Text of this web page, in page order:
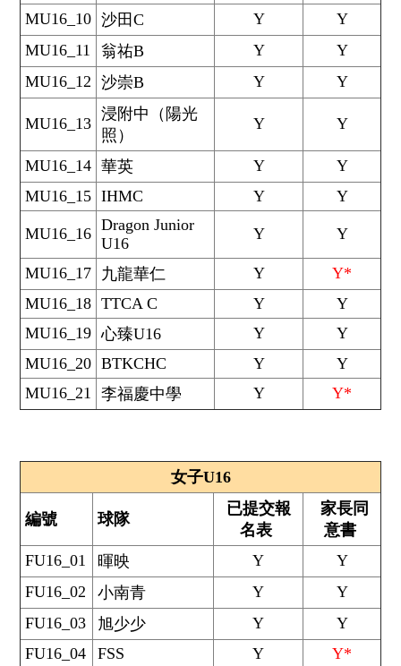
MU16_10 沙田C Y
Y
MU16_11
翁祐B Y
Y
MU16_12 沙崇B Y Y
MU16_13
浸附中（陽光
照）
Y Y
MU16_14 華英 Y
Y
MU16_15 IHMC Y Y
MU16_16 Dragon Junior
U16
Y Y
MU16_17 九龍華仁 Y
Y*
MU16_18 TTCA C Y
Y
MU16_19 心臻U16 Y
Y
MU16_20 BTKCHC Y
Y
MU16_21 李福慶中學 Y Y*
女子U16
編號 球隊
已提交報
名表
家長同
意書
FU16_01
暉映 Y
Y
FU16_02
小南青 Y
Y
FU16_03
旭少少 Y
Y
FU16_04
FSS Y Y*